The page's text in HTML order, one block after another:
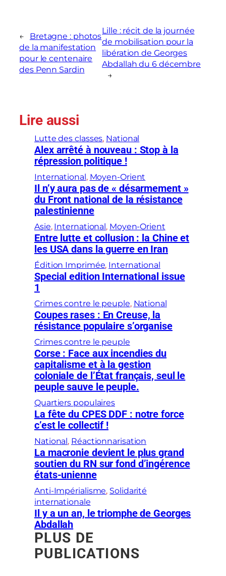
←
Bretagne : photos
de la manifestation
pour le centenaire
des Penn Sardin
Lille : récit de la journée
de mobilisation pour la
libération de Georges
Abdallah du 6 décembre
→
Lire aussi
Lutte des classes, National
Alex arrêté à nouveau : Stop à la
répression politique !
International, Moyen-Orient
Il n’y aura pas de « désarmement »
du Front national de la résistance
palestinienne
Asie, International, Moyen-Orient
Entre lutte et collusion : la Chine et
les USA dans la guerre en Iran
Édition Imprimée, International
Special edition International issue
1
Crimes contre le peuple, National
Coupes rases : En Creuse, la
résistance populaire s’organise
Crimes contre le peuple
Corse : Face aux incendies du
capitalisme et à la gestion
coloniale de l’État français, seul le
peuple sauve le peuple.
Quartiers populaires
La fête du CPES DDF : notre force
c’est le collectif !
National, Réactionnarisation
La macronie devient le plus grand
soutien du RN sur fond d’ingérence
états-unienne
Anti-Impérialisme, Solidarité
internationale
Il y a un an, le triomphe de Georges
Abdallah
PLUS DE
PUBLICATIONS